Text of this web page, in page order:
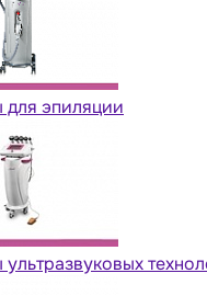
для эпиляции